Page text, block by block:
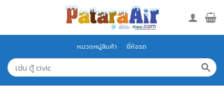
หมวดหมู่สินค้า ยี่ห้อรถ